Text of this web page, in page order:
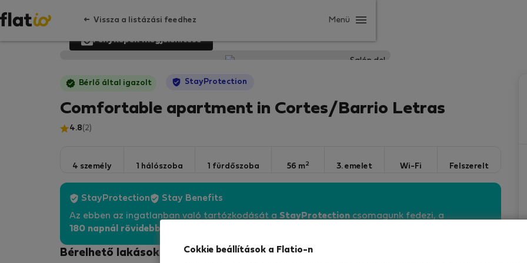
Vissza a listázási feedhez Menü
Fényképek megjelenítése
Bérlő által igazolt StayProtection
Comfortable apartment in Cortes/Barrio Letras
4.8(2)
4 személy 1 hálószoba 1 fürdőszoba 56 m2 3. emelet Wi-Fi Felszerelt
StayProtection Stay Benefits
Az ebben az ingatlanban való tartózkodását aStayProtectioncsomagunk fedezi, a
180 napnál rövidebb idő
Bérelhető lakások - MadridCokkie beállítások a Flatio-n